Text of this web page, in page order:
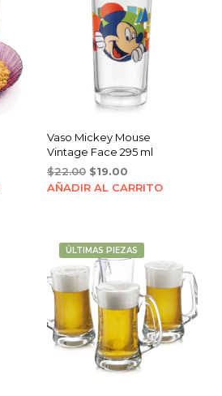
Vaso Mickey Mouse
Vintage Face 295 ml
$22.00 Original
price
$19.00Current
price
AÑADIR AL CARRITO
ÚLTIMAS PIEZAS